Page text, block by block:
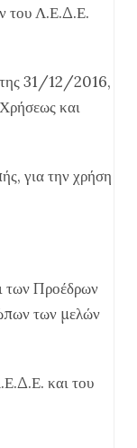
του Λ.Ε.Δ.Ε.
της 31/12/2016,
και
για την χρήση
των Προέδρων
των μελών
και του